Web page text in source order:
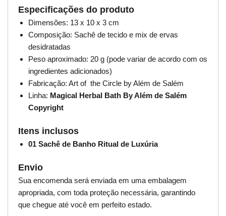
Especificações do produto
Dimensões: 13 x 10 x 3 cm
Composição: Sachê de tecido e mix de ervas
desidratadas
Peso aproximado: 20 g (pode variar de acordo com os
ingredientes adicionados)
Fabricação: Art of the Circle by Além de Salém
Linha: Magical Herbal Bath By Além de Salém
Copyright
Itens inclusos
01 Sachê de Banho Ritual de Luxúria
Envio
Sua encomenda será enviada em uma embalagem
apropriada, com toda proteção necessária, garantindo
que chegue até você em perfeito estado.